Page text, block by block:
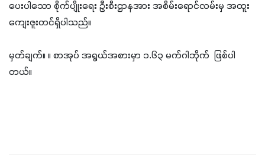
ပေးပါသော စိုက်ပျိုးရေး ဦးစီးဌာနအား အစိမ်းရောင်လမ်းမှ အထူး
ကျေးဇူးတင်ရှိပါသည်။
မှတ်ချက်။ ။ စာအုပ် အရွယ်အစားမှာ ၁.၆၃ မက်ဂါဘိုက် ဖြစ်ပါ
တယ်။